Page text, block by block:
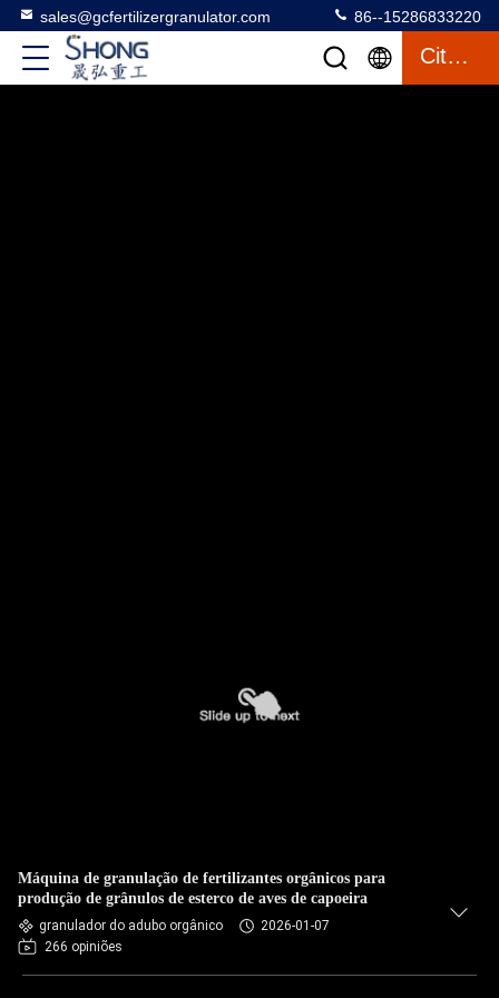
sales@gcfertilizergranulator.com 86--15286833220
Citações
Máquina de granulação de fertilizantes orgânicos para
produção de grânulos de esterco de aves de capoeira
granulador do adubo orgânico
2026-01-07
266 opiniões